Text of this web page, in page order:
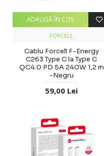
FORCELL
Cablu Forcell F-Energy
C263 Type C la Type C
QC4.0 PD 5A 240W 1,2 m
-Negru
59,00 Lei
ADAUGĂ ÎN COŞ